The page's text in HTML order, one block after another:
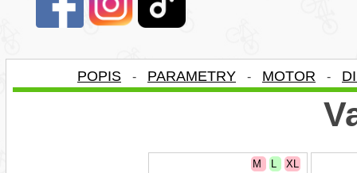
POPIS - PARAMETRY - MOTOR -
M L XL